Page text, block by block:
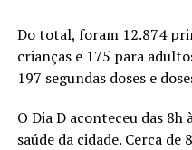
Do total, foram 12.874
crianças e 175 para
197 segundas doses e
O Dia D aconteceu das 8h
saúde da cidade. Cerca